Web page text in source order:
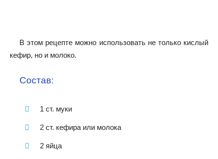
В этом рецепте можно использовать не только кислый
кефир, но и молоко.
Состав:
1 ст. муки
2 ст. кефира или молока
2 яйца